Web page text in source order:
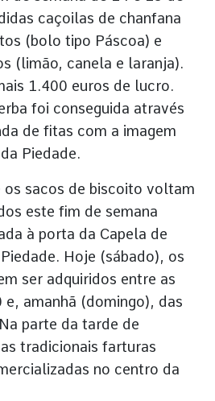
caçoilas de chanfana
(bolo tipo Páscoa) e
(limão, canela e laranja).
1.400 euros de lucro.
foi conseguida através
de fitas com a imagem
Piedade.
os sacos de biscoito voltam
este fim de semana
à porta da Capela de
Hoje (sábado), os
ser adquiridos entre as
amanhã (domingo), das
parte da tarde de
tradicionais farturas
no centro da